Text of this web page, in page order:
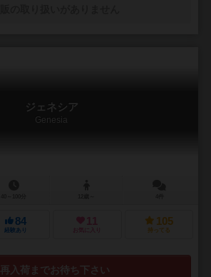
ジェネシア
Genesia
84
経験あり
11
お気に入り
105
持ってる
再入荷までお待ち下さい